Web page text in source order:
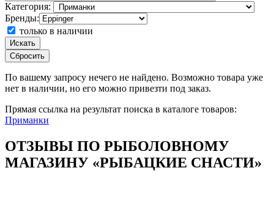
Категория:
Бренды:
только в наличии
Искать
Сбросить
По вашему запросу нечего не найдено. Возможно товара уже
нет в наличии, но его можно привезти под заказ.
Прямая ссылка на результат поиска в каталоге товаров:
Приманки
ОТЗЫВЫ ПО РЫБОЛОВНОМУ
МАГАЗИНУ «РЫБАЦКИЕ СНАСТИ»